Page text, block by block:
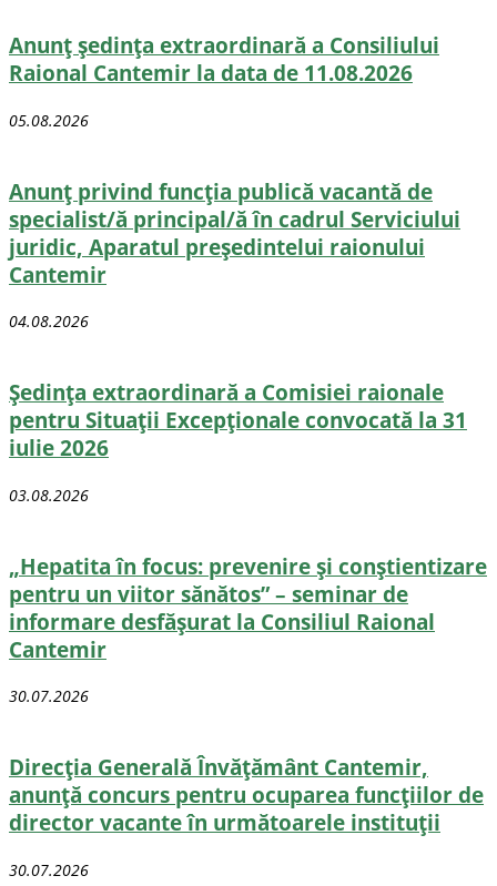
Anunț ședința extraordinară a Consiliului
Raional Cantemir la data de 11.08.2026
05.08.2026
Anunț privind funcția publică vacantă de
specialist/ă principal/ă în cadrul Serviciului
juridic, Aparatul președintelui raionului
Cantemir
04.08.2026
Ședința extraordinară a Comisiei raionale
pentru Situații Excepționale convocată la 31
iulie 2026
03.08.2026
„Hepatita în focus: prevenire și conștientizare
pentru un viitor sănătos” – seminar de
informare desfășurat la Consiliul Raional
Cantemir
30.07.2026
Direcţia Generală Învăţământ Cantemir,
anunță concurs pentru ocuparea funcţiilor de
director vacante în următoarele instituții
30.07.2026